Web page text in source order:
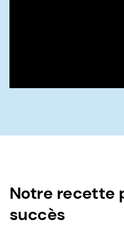
Notre recette
succès